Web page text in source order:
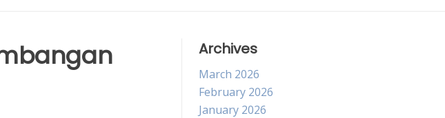
Archives
March 2026
February 2026
January 2026